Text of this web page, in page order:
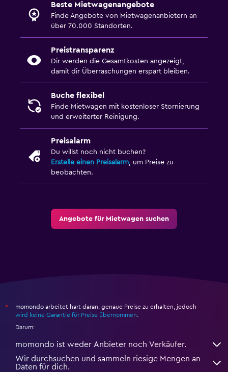
Beste Mietwagenangebote
Finde Angebote von Mietwagenanbietern an
über 70.000 Standorten.
Preistransparenz
Dir werden die Gesamtkosten angezeigt,
damit dir Überraschungen erspart bleiben.
Buche flexibel
Finde Mietwagen mit kostenloser Stornierung
und erweiterter Reinigung.
Preisalarm
Du willst noch nicht buchen?
Erstelle einen Preisalarm, um Preise zu
beobachten.
Angebote für Mietwagen suchen
*
momondo arbeitet hart daran, genaue Preise zu erhalten, jedoch
wird keine Garantie für Preise übernommen
Darum:
momondo ist weder Anbieter noch Verkäufer.
Wir durchsuchen und sammeln riesige Mengen an
Daten für dich.